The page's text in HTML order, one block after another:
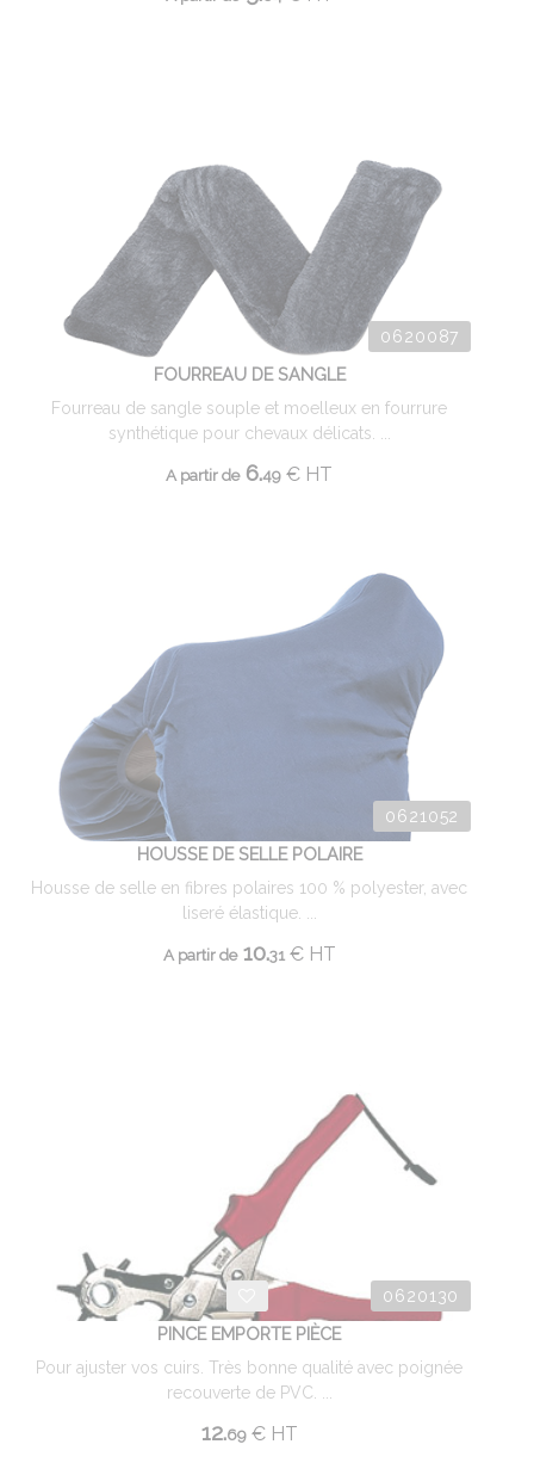
0620087
FOURREAU DE SANGLE
Fourreau de sangle souple et moelleux en fourrure
synthétique pour chevaux délicats. ...
A partir de6.49 € HT
0621052
HOUSSE DE SELLE POLAIRE
Housse de selle en fibres polaires 100 % polyester, avec
liseré élastique. ...
A partir de10.31 €HT
0620130
PINCE EMPORTE PIÈCE
Pour ajuster vos cuirs. Très bonne qualité avec poignée
recouverte de PVC. ...
12.69 €HT